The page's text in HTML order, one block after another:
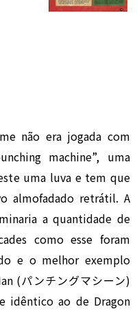
não era jogada com
machine”, uma
uma luva e tem que
almofadado retrátil. A
a quantidade de
como esse foram
e o melhor exemplo
(パンチングマシーン)
idêntico ao de Dragon